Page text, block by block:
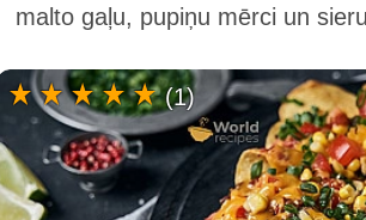
malto gaļu, pupiņu mērci un
(1)